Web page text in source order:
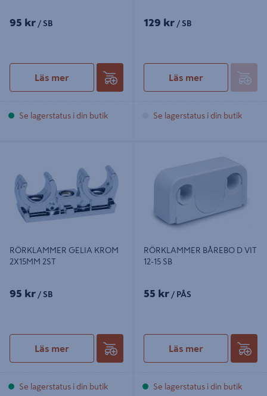
95 kr / SB
Läs mer
Se lagerstatus i din butik
129 kr / SB
Läs mer
Se lagerstatus i din butik
RÖRKLAMMER GELIA KROM
2X15MM 2ST
95 kr / SB
Läs mer
Se lagerstatus i din butik
RÖRKLAMMER BÅREBO D VIT
12-15 SB
55 kr / PÅS
Läs mer
Se lagerstatus i din butik